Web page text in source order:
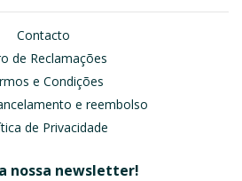
Contacto
de Reclamações
e Condições
e reembolso
de Privacidade
nossa newsletter!